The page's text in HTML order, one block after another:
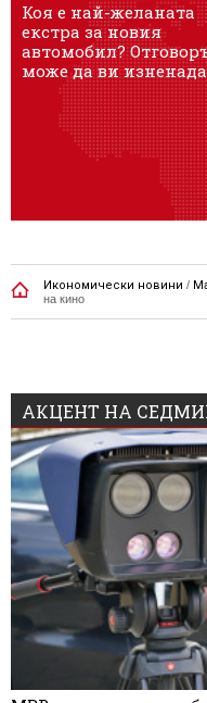
Коя е най-желаната
екстра за новия
автомобил?
може да ви изненада
Икономически новини /
на кино
АКЦЕНТ НА